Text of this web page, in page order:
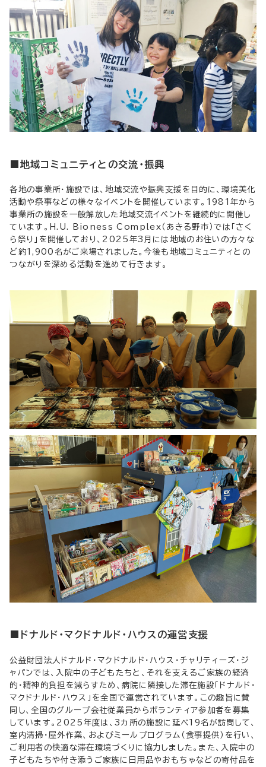
■地域コミュニティとの交流・振興
各地の事業所・施設では、地域交流や振興支援を目的に、環境美化
活動や祭事などの様々なイベントを開催しています。1981年から
事業所の施設を一般解放した地域交流イベントを継続的に開催し
ています。H.U. Bioness Complex（あきる野市）では「さく
ら祭り」を開催しており、2025年3月には地域のお住いの方々な
ど約1,900名がご来場されました。今後も地域コミュニティとの
つながりを深める活動を進めて行きます。
■ドナルド・マクドナルド・ハウスの運営支援
公益財団法人ドナルド・マクドナルド・ハウス・チャリティーズ・ジ
ャパンでは、入院中の子どもたちと、それを支えるご家族の経済
的・精神的負担を減らすため、病院に隣接した滞在施設「ドナルド・
マクドナルド・ハウス」を全国で運営されています。この趣旨に賛
同し、全国のグループ会社従業員からボランティア参加者を募集
しています。2025年度は、3カ所の施設に延べ19名が訪問して、
室内清掃・屋外作業、およびミールプログラム（食事提供）を行い、
ご利用者の快適な滞在環境づくりに協力しました。また、入院中の
子どもたちや付き添うご家族に日用品やおもちゃなどの寄付品を